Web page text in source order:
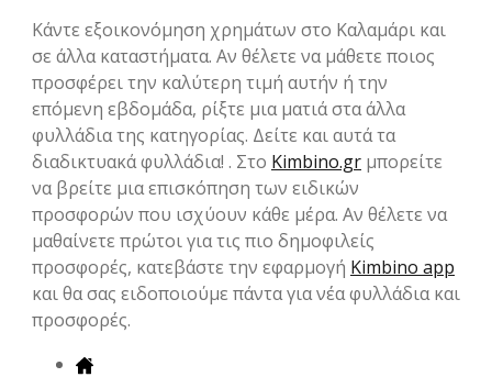
Κάντε εξοικονόμηση χρημάτων στο Καλαμάρι και
σε άλλα καταστήματα. Αν θέλετε να μάθετε ποιος
προσφέρει την καλύτερη τιμή αυτήν ή την
επόμενη εβδομάδα, ρίξτε μια ματιά στα άλλα
φυλλάδια της κατηγορίας. Δείτε και αυτά τα
διαδικτυακά φυλλάδια! . Στο Kimbino.gr μπορείτε
να βρείτε μια επισκόπηση των ειδικών
προσφορών που ισχύουν κάθε μέρα. Αν θέλετε να
μαθαίνετε πρώτοι για τις πιο δημοφιλείς
προσφορές, κατεβάστε την εφαρμογή Kimbino app
και θα σας ειδοποιούμε πάντα για νέα φυλλάδια και
προσφορές.